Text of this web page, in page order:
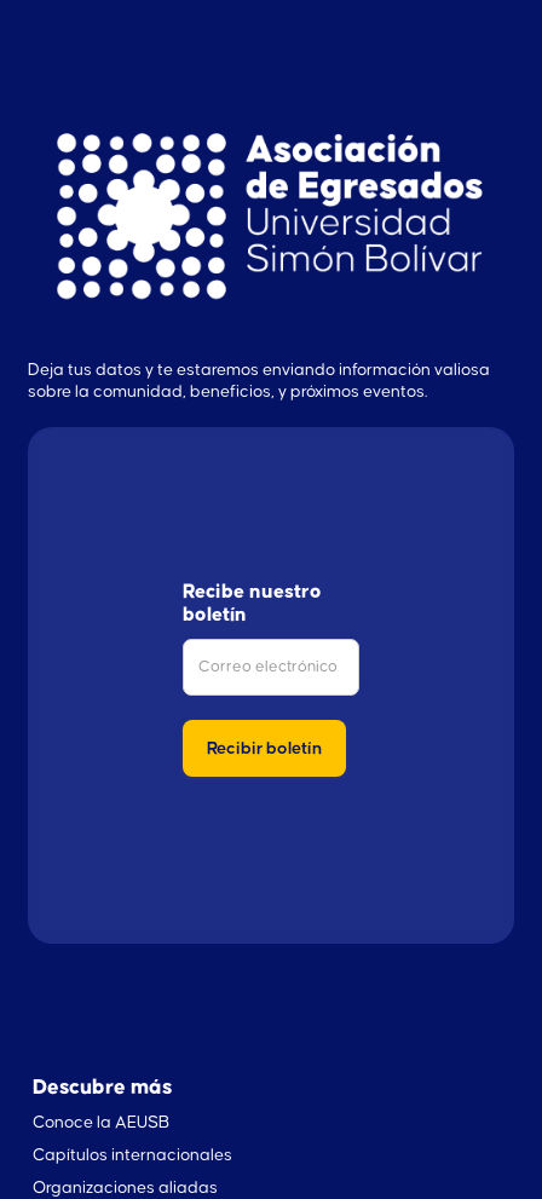
Deja tus datos y te estaremos enviando información valiosa
sobre la comunidad, beneficios, y próximos eventos.
Recibe nuestro
boletín
Descubre más
Conoce la AEUSB
Capítulos internacionales
Organizaciones aliadas